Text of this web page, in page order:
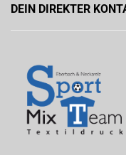
DEIN DIREKTER